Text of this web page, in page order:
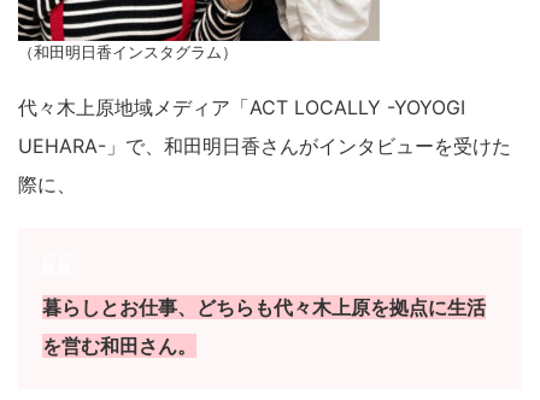
（和田明日香インスタグラム）
代々木上原地域メディア「ACT LOCALLY -YOYOGI
UEHARA-」で、和田明日香さんがインタビューを受けた
際に、
暮らしとお仕事、どちらも代々木上原を拠点に生活
を営む和田さん。